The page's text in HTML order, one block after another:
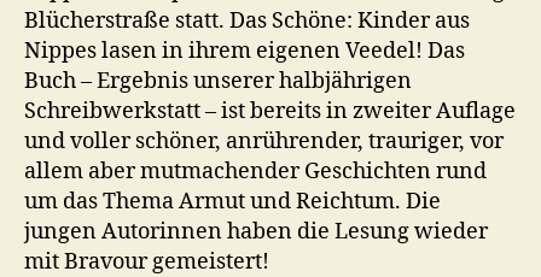
Blücherstraße statt. Das Schöne: Kinder aus
Nippes lasen in ihrem eigenen Veedel! Das
Buch – Ergebnis unserer halbjährigen
Schreibwerkstatt – ist bereits in zweiter Auflage
und voller schöner, anrührender, trauriger, vor
allem aber mutmachender Geschichten rund
um das Thema Armut und Reichtum. Die
jungen Autorinnen haben die Lesung wieder
mit Bravour gemeistert!